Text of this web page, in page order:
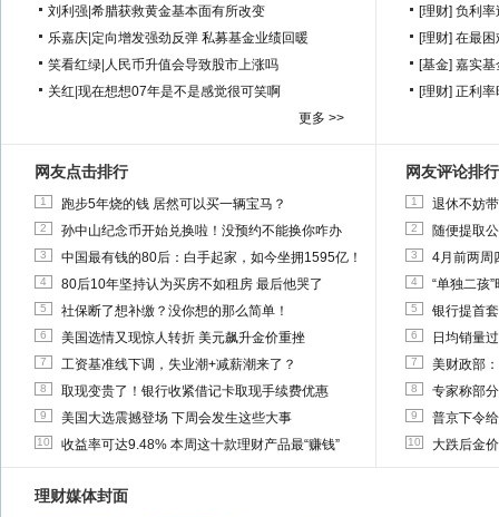
刘利强 希腊获救黄金基本面有所改变
乐嘉庆 定向增发强劲反弹 私募基金业绩回暖
笑看红绿 人民币升值会导致股市上涨吗
关红 现在想想07年是不是感觉很可笑啊
更多 >>
[理财] 负利率
[理财] 在最困
[基金] 嘉实基
[理财] 正利率
网友点击排行
1 跑步5年烧的钱 居然可以买一辆宝马？
2 孙中山纪念币开始兑换啦！没预约不能换你咋办
3 中国最有钱的80后：白手起家，如今坐拥1595亿！
4 80后10年坚持认为买房不如租房 最后他哭了
5 社保断了想补缴？没你想的那么简单！
6 美国选情又现惊人转折 美元飙升金价重挫
7 工资基准线下调，失业潮+减薪潮来了？
8 取现变贵了！银行收紧借记卡取现手续费优惠
9 美国大选震撼登场 下周会发生这些大事
10 收益率可达9.48% 本周这十款理财产品最“赚钱”
网友评论排行
1 退休不妨
2 随便提取
3 4月前两周
4 “单独二孩
5 银行提首
6 日均销量
7 美财政部
8 专家称部
9 普京下令
10 大跌后金
理财媒体封面